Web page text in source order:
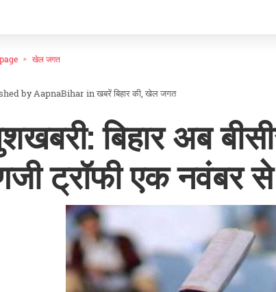
खेल जगत
AapnaBihar inखबरें बिहार की खेल जगत
बिहार अब
ट्रॉफी एक नवंबर से